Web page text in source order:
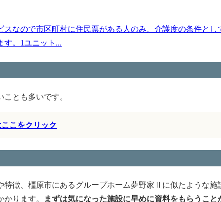
なので市区町村に住民票がある人のみ、介護度の条件とし
す。1ユニット...
とも多いです。
こをクリック
徴、橿原市にあるグループホーム夢野家Ⅱに似たような施
ります。
まずは気になった施設に早めに資料をもらうこと